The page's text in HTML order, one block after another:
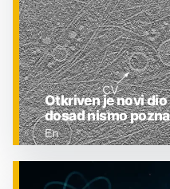
ZNANOST
Otkriven je novi
dosad nismo